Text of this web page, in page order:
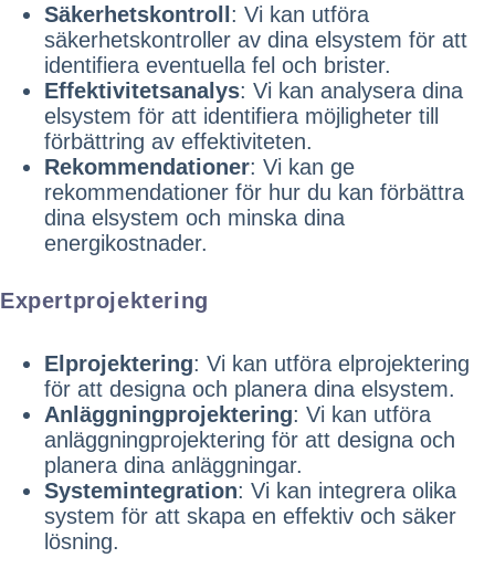
Säkerhetskontroll : Vi kan utföra
säkerhetskontroller av dina elsystem för att
identifiera eventuella fel och brister.
Effektivitetsanalys: Vi kan analysera dina
elsystem för att identifiera möjligheter till
förbättring av effektiviteten.
Rekommendationer: Vi kan ge
rekommendationer för hur du kan förbättra
dina elsystem och minska dina
energikostnader.
Expertprojektering
Elprojektering: Vi kan utföra elprojektering
för att designa och planera dina elsystem.
Anläggningprojektering: Vi kan utföra
anläggningprojektering för att designa och
planera dina anläggningar.
Systemintegration: Vi kan integrera olika
system för att skapa en effektiv och säker
lösning.